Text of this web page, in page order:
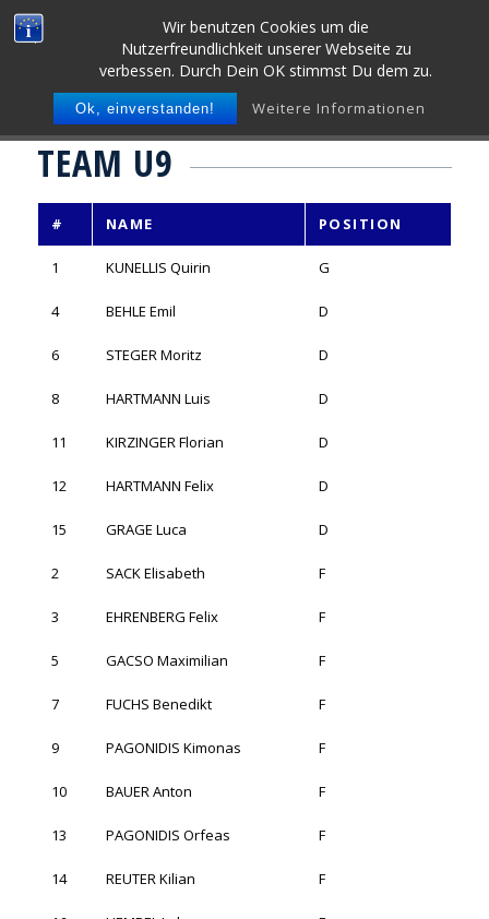
Wir benutzen Cookies um die
Nutzerfreundlichkeit unserer Webseite zu
verbessen. Durch Dein OK stimmst Du dem zu.
Ok, einverstanden! Weitere Informationen
TEAM U9
# NAME POSITION
1 KUNELLIS Quirin G
4 BEHLE Emil D
6 STEGER Moritz D
8 HARTMANN Luis D
11 KIRZINGER Florian D
12 HARTMANN Felix D
15 GRAGE Luca D
2 SACK Elisabeth F
3 EHRENBERG Felix F
5 GACSO Maximilian F
7 FUCHS Benedikt F
9 PAGONIDIS Kimonas F
10 BAUER Anton F
13 PAGONIDIS Orfeas F
14 REUTER Kilian F